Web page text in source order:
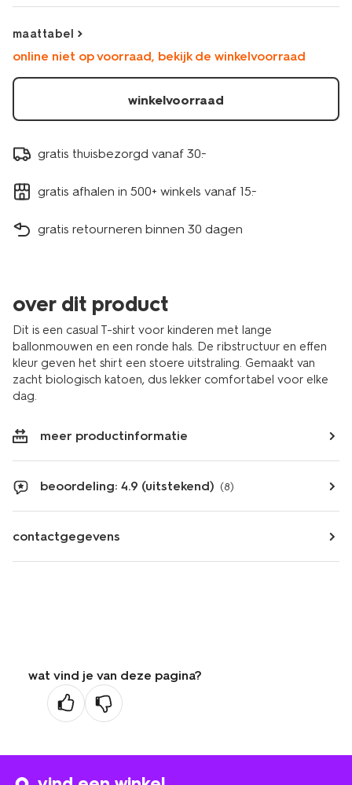
t-
shirt-
bruin-
30815215BROWN.html
maattabel
online niet op voorraad, bekijk de winkelvoorraad
winkelvoorraad
gratis thuisbezorgd vanaf 30.-
gratis afhalen in 500+ winkels vanaf 15.-
gratis retourneren binnen 30 dagen
over dit product
Dit is een casual T-shirt voor kinderen met lange
ballonmouwen en een ronde hals. De ribstructuur en effen
kleur geven het shirt een stoere uitstraling. Gemaakt van
zacht biologisch katoen, dus lekker comfortabel voor elke
dag.
meer productinformatie
beoordeling: 4.9 (uitstekend) (8)
contactgegevens
wat vind je van deze pagina?